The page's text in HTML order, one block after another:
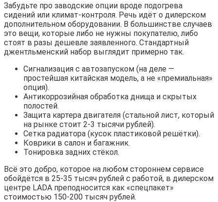
Забудьте про заводские опции вроде подогрева
сидений или климат-контроля. Речь идёт о дилерском
дополнительном оборудовании. В большинстве случаев
это вещи, которые либо не нужны покупателю, либо
стоят в разы дешевле заявленного. Стандартный
джентльменский набор выглядит примерно так.
Сигнализация с автозапуском (на деле —
простейшая китайская модель, а не «премиальная»
опция).
Антикоррозийная обработка днища и скрытых
полостей.
Защита картера двигателя (стальной лист, который
на рынке стоит 2-3 тысячи рублей).
Сетка радиатора (кусок пластиковой решётки).
Коврики в салон и багажник.
Тонировка задних стёкол.
Всё это добро, которое на любом стороннем сервисе
обойдётся в 25-35 тысяч рублей с работой, в дилерском
центре LADA преподносится как «спецпакет»
стоимостью 150-200 тысяч рублей.